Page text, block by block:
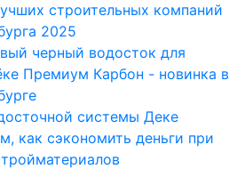
строительных компаний
2025
черный водосток для
Премиум Карбон - новинка в
системы Деке
как сэкономить деньги при